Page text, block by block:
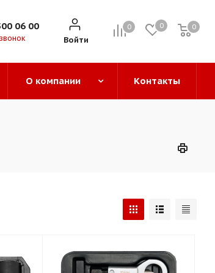
0 0 0
0
Войти
06 00
О компании Контакты